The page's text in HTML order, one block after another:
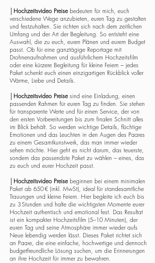
Hochzeitsvideo Preisebedeuten für mich, euch
verschiedene Wege anzubieten, euren Tag zu gestalten
und festzuhalten. Sie richten sich nach dem zeitlichen
Umfang und der Art der Begleitung. So entsteht eine
Auswahl, die zu euch, euren Plänen und eurem Budget
passt. Ob für eine ganztägige Reportage mit
Drohnenaufnahmen und ausführlichem Hochzeitsfilm
oder eine kürzere Begleitung für kleine Feiern – jedes
Paket schenkt euch einen einzigartigen Rückblick voller
Wärme, Liebe und Details.
Hochzeitsvideo Preisesind eine Einladung, einen
passenden Rahmen für euren Tag zu finden. Sie stehen
für transparente Werte und für einen Service, der von
den ersten Vorbereitungen bis zum finalen Schnitt alles
im Blick behält. So werden wichtige Details, flüchtige
Emotionen und das Leuchten in den Augen des Paares
zu einem Gesamtkunstwerk, das man immer wieder
sehen möchte. Hier geht es nicht darum, das teuerste,
sondern das passendste Paket zu wählen – eines, das
zu euch und eurer Hochzeit passt.
Hochzeitsvideo Preisebeginnen bei einem minimalen
Paket ab 650 € (inkl. MwSt), ideal für standesamtliche
Trauungen und kleine Feiern. Hier begleite ich euch bis
zu 3 Stunden und halte die wichtigsten Momente eurer
Hochzeit authentisch und emotional fest. Das Resultat
ist ein kompakter Hochzeitsfilm (5–10 Minuten), der
euren Tag und seine Atmosphäre immer wieder aufs
Neue lebendig werden lässt. Dieses Paket richtet sich
an Paare, die eine einfache, hochwertige und dennoch
budgetfreundliche Lösung suchen, um die Erinnerungen
an ihre Hochzeit für immer zu bewahren.